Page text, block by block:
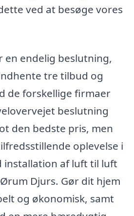
ved at besøge vores
endelig beslutning,
tre tilbud og
de forskellige firmaer
beslutning
den bedste pris, men
oplevelse i
installation af luft til luft
Djurs. Gør dit hjem
og økonomisk, samt